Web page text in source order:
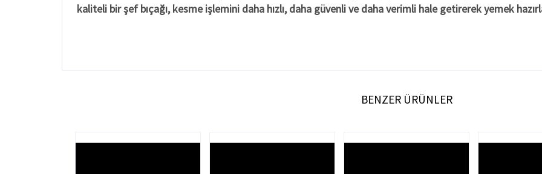
kaliteli bir şef bıçağı, kesme işlemini daha hızlı, daha güvenli ve daha verimli hale getirerek yemek
BENZER ÜRÜNLER